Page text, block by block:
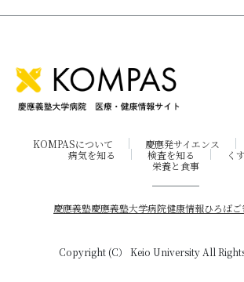
KOMPASについて 慶應発サイエンス
病気を知る
検査を知る
く
栄養と食事
慶應義塾慶應義塾大学病院健康情報ひろば
Copyright (C） Keio University All